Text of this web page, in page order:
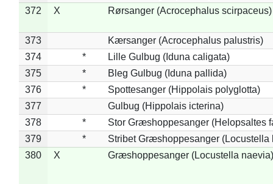
372
X Rørsanger (Acrocephalus scirpaceus)
373
Kærsanger (Acrocephalus palustris)
374
*
Lille Gulbug (Iduna caligata)
375
*
Bleg Gulbug (Iduna pallida)
376
*
Spottesanger (Hippolais polyglotta)
377
Gulbug (Hippolais icterina)
378
*
Stor Græshoppesanger (Helopsaltes
379
*
Stribet Græshoppesanger (Locustella
380
X Græshoppesanger (Locustella naevia)